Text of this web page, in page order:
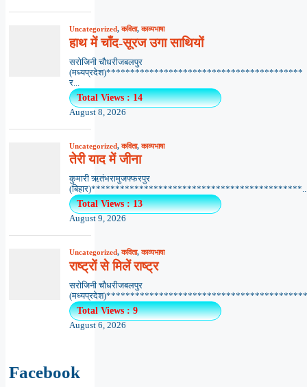
Uncategorized,कविता,काव्यभाषा
हाथ में चाँद-सूरज उगा साथियों
सरोजिनी चौधरीजबलपुर
(मध्यप्रदेश)*****************************************
र...
Total Views : 14
August 8, 2026
Uncategorized,कविता,काव्यभाषा
तेरी याद में जीना
कुमारी ऋतंभरामुजफ्फरपुर
Total Views : 13
August 9, 2026
Uncategorized,कविता,काव्यभाषा
राष्ट्रों से मिलें राष्ट्र
सरोजिनी चौधरीजबलपुर
Total Views : 9
August 6, 2026
Facebook